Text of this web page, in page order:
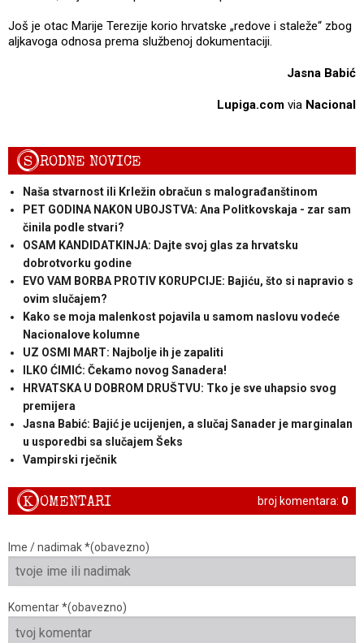
Još je otac Marije Terezije korio hrvatske „redove i staleže“ zbog
aljkavoga odnosa prema službenoj dokumentaciji.
Jasna Babić
Lupiga.com via Nacional
SRODNE NOVICE
Naša stvarnost ili Krležin obračun s malograđanštinom
PET GODINA NAKON UBOJSTVA: Ana Politkovskaja - zar sam
činila podle stvari?
OSAM KANDIDATKINJA: Dajte svoj glas za hrvatsku
dobrotvorku godine
EVO VAM BORBA PROTIV KORUPCIJE: Bajiću, što si napravio s
ovim slučajem?
Kako se moja malenkost pojavila u samom naslovu vodeće
Nacionalove kolumne
UZ OSMI MART: Najbolje ih je zapaliti
ILKO ĆIMIĆ: Čekamo novog Sanadera!
HRVATSKA U DOBROM DRUŠTVU: Tko je sve uhapsio svog
premijera
Jasna Babić: Bajić je ucijenjen, a slučaj Sanader je marginalan
u usporedbi sa slučajem Šeks
Vampirski rječnik
broj komentara: 0
KOMENTARI
Ime / nadimak *(obavezno)
Komentar *(obavezno)